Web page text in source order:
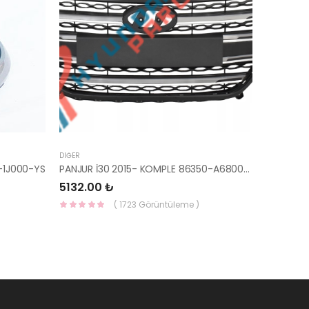
YS
DIĞER
PANJUR İ30 2015- KOMPLE 86350-A6800-YS
5132.00 ₺
( 1723 Görüntüleme )